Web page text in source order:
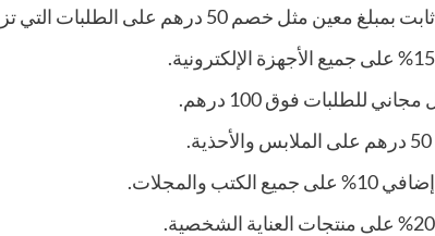
مثل خصم 50 درهم على الطلبات التي تزيد عن 200 درهم وما شابه ذلك.
للطلبات فوق 100 درهم.
الكتب والمجلات.